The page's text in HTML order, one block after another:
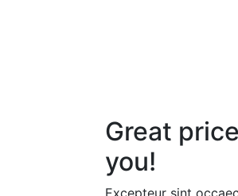
Great price
you!
Excepteur sint